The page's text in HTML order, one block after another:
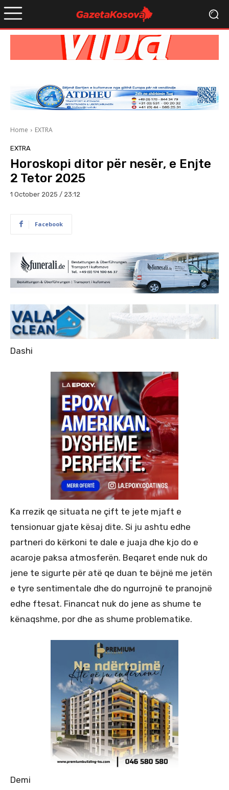
Home EXTRA
EXTRA
Horoskopi ditor për nesër, e Enjte
2 Tetor 2025
1 October 2025 / 23:12
Facebook
Dashi
Ka rrezik qe situata ne çift te jete mjaft e
tensionuar gjate kësaj dite. Si ju ashtu edhe
partneri do kërkoni te dale e juaja dhe kjo do e
acaroje paksa atmosferën. Beqaret ende nuk do
jene te sigurte për atë qe duan te bëjnë me jetën
e tyre sentimentale dhe do ngurrojnë te pranojnë
edhe ftesat. Financat nuk do jene as shume te
kënaqshme, por dhe as shume problematike.
Demi